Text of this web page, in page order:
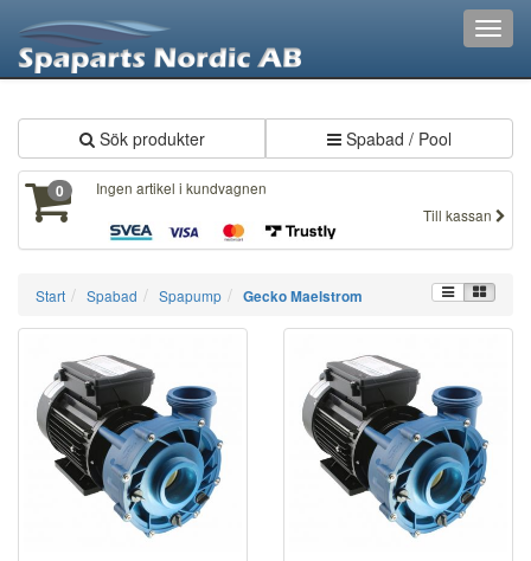
Sök produkter Spabad / Pool
0
Ingen artikel i kundvagnen
Till kassan
Start Spabad Spapump Gecko Maelstrom